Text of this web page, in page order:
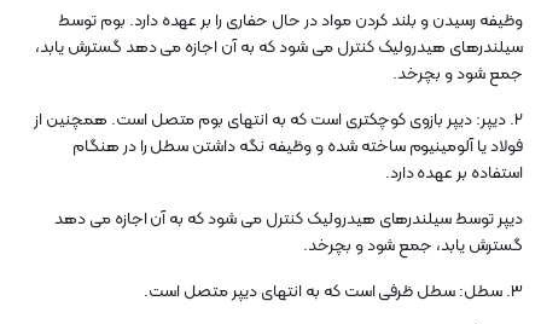
وظیفه رسیدن و بلند کردن مواد در حال حفاری را بر عهده دارد. بوم توسط
سیلندرهای هیدرولیک کنترل می شود که به آن اجازه می دهد گسترش یابد،
جمع شود و بچرخد.
2. دیپر: دیپر بازوی کوچکتری است که به انتهای بوم متصل است. همچنین از
فولاد یا آلومینیوم ساخته شده و وظیفه نگه داشتن سطل را در هنگام
استفاده بر عهده دارد.
دیپر توسط سیلندرهای هیدرولیک کنترل می شود که به آن اجازه می دهد
گسترش یابد، جمع شود و بچرخد.
3. سطل: سطل ظرفی است که به انتهای دیپر متصل است.